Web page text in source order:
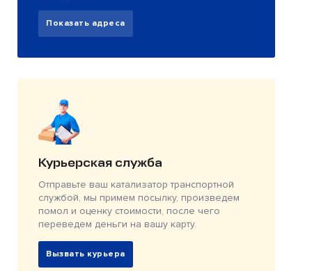
Показать адреса
Курьерская служба
Отправьте ваш катализатор транспортной
службой, мы примем посылку, произведем
помол и оценку стоимости, после чего
переведем деньги на вашу карту.
Вызвать курьера